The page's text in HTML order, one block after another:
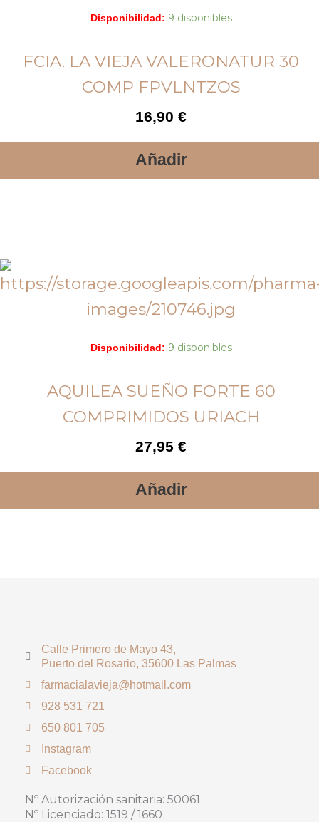
Disponibilidad: 9 disponibles
FCIA. LA VIEJA VALERONATUR 30
COMP FPVLNTZOS
16,90 €
Añadir
Disponibilidad: 9 disponibles
AQUILEA SUEÑO FORTE 60
COMPRIMIDOS URIACH
27,95 €
Añadir
Calle Primero de Mayo 43,
Puerto del Rosario, 35600 Las Palmas
farmacialavieja@hotmail.com
928 531 721
650 801 705
Instagram
Facebook
Nº Autorización sanitaria: 50061
Nº Licenciado: 1519 / 1660